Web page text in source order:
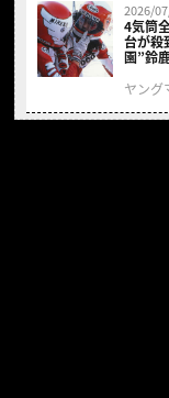
2026/
4気筒
台が殺
園”鈴
ジ目）
ヤング